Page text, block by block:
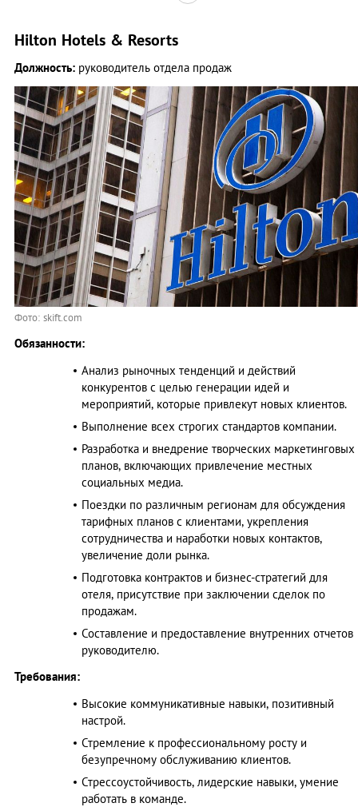
Hilton Hotels & Resorts
Должность: руководитель отдела продаж
Фото: skift.com
Обязанности:
Анализ рыночных тенденций и действий
конкурентов с целью генерации идей и
мероприятий, которые привлекут новых клиентов.
Выполнение всех строгих стандартов компании.
Разработка и внедрение творческих маркетинговых
планов, включающих привлечение местных
социальных медиа.
Поездки по различным регионам для обсуждения
тарифных планов с клиентами, укрепления
сотрудничества и наработки новых контактов,
увеличение доли рынка.
Подготовка контрактов и бизнес-стратегий для
отеля, присутствие при заключении сделок по
продажам.
Составление и предоставление внутренних отчетов
руководителю.
Требования:
Высокие коммуникативные навыки, позитивный
настрой.
Стремление к профессиональному росту и
безупречному обслуживанию клиентов.
Стрессоустойчивость, лидерские навыки, умение
работать в команде.